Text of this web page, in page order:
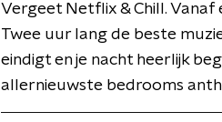
Vergeet Netflix & Chill. Vanaf
Twee uur lang de beste
eindigt en je nacht heerlijk
allernieuwste bedrooms